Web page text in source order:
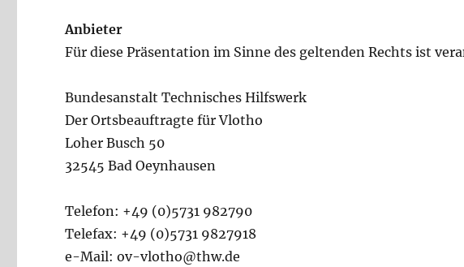
Anbieter
Für diese Präsentation im Sinne des geltenden Rechts ist
Bundesanstalt Technisches Hilfswerk
Der Ortsbeauftragte für Vlotho
Loher Busch 50
32545 Bad Oeynhausen
Telefon: +49 (0)5731 982790
Telefax: +49 (0)5731 9827918
e-Mail: ov-vlotho@thw.de